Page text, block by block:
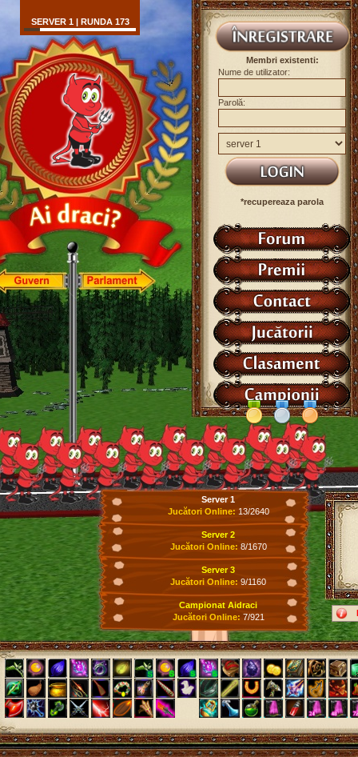
SERVER 1 | RUNDA 173
Membri existenti:
Nume de utilizator:
Parolă:
*recupereaza parola
Server 1
Jucători Online: 13/2640
Server 2
Jucători Online: 8/1670
Server 3
Jucători Online: 9/1160
Campionat Aidraci
Jucători Online: 7/921